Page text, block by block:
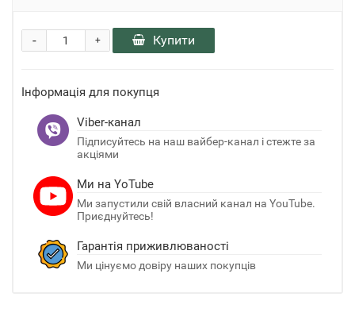
+
- Купити
Інформація для покупця
Viber-канал
Підписуйтесь на наш вайбер-канал і стежте за
акціями
Ми на YoTube
Ми запустили свій власний канал на YouTube.
Приєднуйтесь!
Гарантія приживлюваності
Ми цінуємо довіру наших покупців